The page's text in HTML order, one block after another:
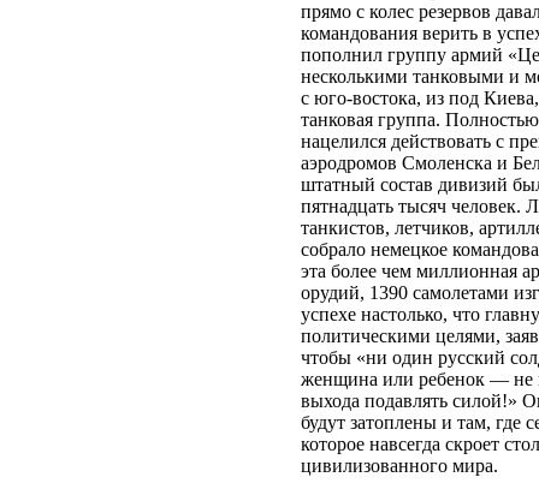
прямо с колес резервов
командования верить в
пополнил группу армий
несколькими танковыми и
с юго-востока, из под
танковая группа.
нацелился действовать с
аэродромов Смоленска и
штатный состав дивизий
пятнадцать тысяч
танкистов, летчиков,
собрало немецкое
эта более чем миллионная
орудий, 1390 самолетами
успехе настолько, что
политическими целями,
чтобы «ни один русский
женщина или ребенок — не
выхода подавлять силой!»
будут затоплены и там, где
которое навсегда скроет
цивилизованного мира.